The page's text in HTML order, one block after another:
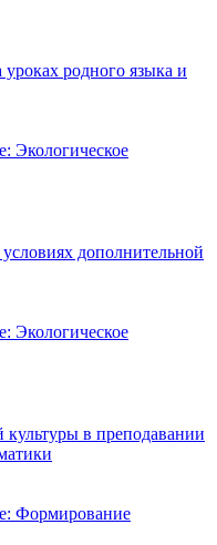
родного языка и
Экологическое
дополнительной
Экологическое
в преподавании
Формирование